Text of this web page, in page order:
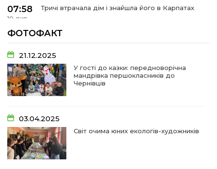
07:58
10 лип
Тричі втрачала дім і знайшла його в Карпатах
10 лип
13:30
06 лип
Від прикордонної застави до Донбасу:
14:18
01 лип
09:31
28 чер
Творчі підсумки юних художників
ФОТОФАКТ
21.12.2025
У гості до казки: передноворічна
мандрівка першокласників до
Чернівців
03.04.2025
Світ очима юних екологів-художників